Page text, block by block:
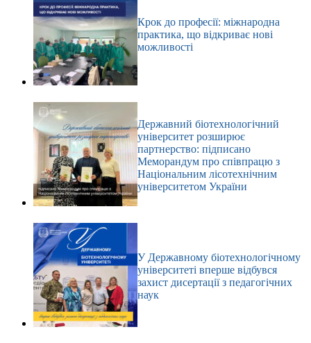
Крок до професії: міжнародна
практика, що відкриває нові
можливості
Державний біотехнологічний
університет розширює
партнерство: підписано
Меморандум про співпрацю з
Національним лісотехнічним
університетом України
У Державному біотехнологічному
університеті вперше відбувся
захист дисертації з педагогічних
наук